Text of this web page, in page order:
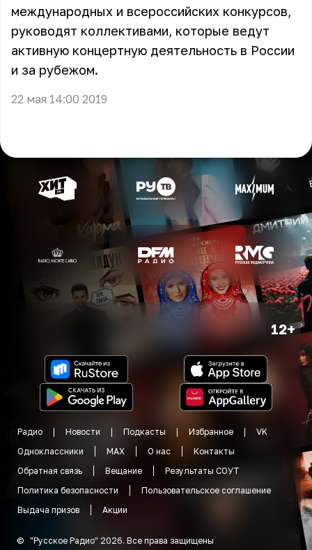
международных и всероссийских конкурсов,
руководят коллективами, которые ведут
активную концертную деятельность в России
и за рубежом.
22 мая 14:00 2019
12+
Радио Новости Подкасты Избранное
VK
Одноклассники
MAX О нас
Контакты
Обратная связь
Вещание
Результаты СОУТ
Политика безопасности
Пользовательское соглашение
Выдача призов
Акции
© "Русское Радио" 2026. Все права защищены